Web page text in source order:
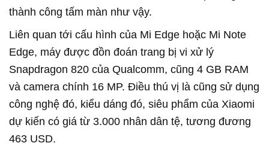
thành công tấm màn như vậy.
Liên quan tới cấu hình của Mi Edge hoặc Mi Note
Edge, máy được đồn đoán trang bị vi xử lý
Snapdragon 820 của Qualcomm, cũng 4 GB RAM
và camera chính 16 MP. Điều thú vị là cũng sử dụng
công nghệ đó, kiểu dáng đó, siêu phẩm của Xiaomi
dự kiến có giá từ 3.000 nhân dân tệ, tương đương
463 USD.